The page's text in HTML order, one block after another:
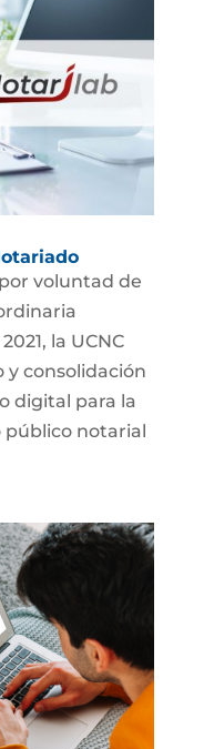
voluntad de
la UCNC
y consolidación
digital para la
notarial